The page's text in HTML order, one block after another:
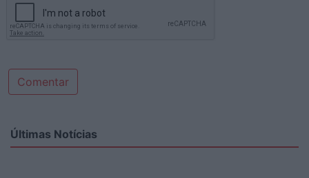
Comentar
Últimas Notícias